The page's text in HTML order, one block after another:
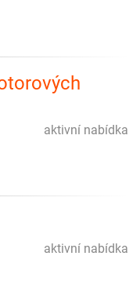
aktivní nabídka
aktivní nabídka